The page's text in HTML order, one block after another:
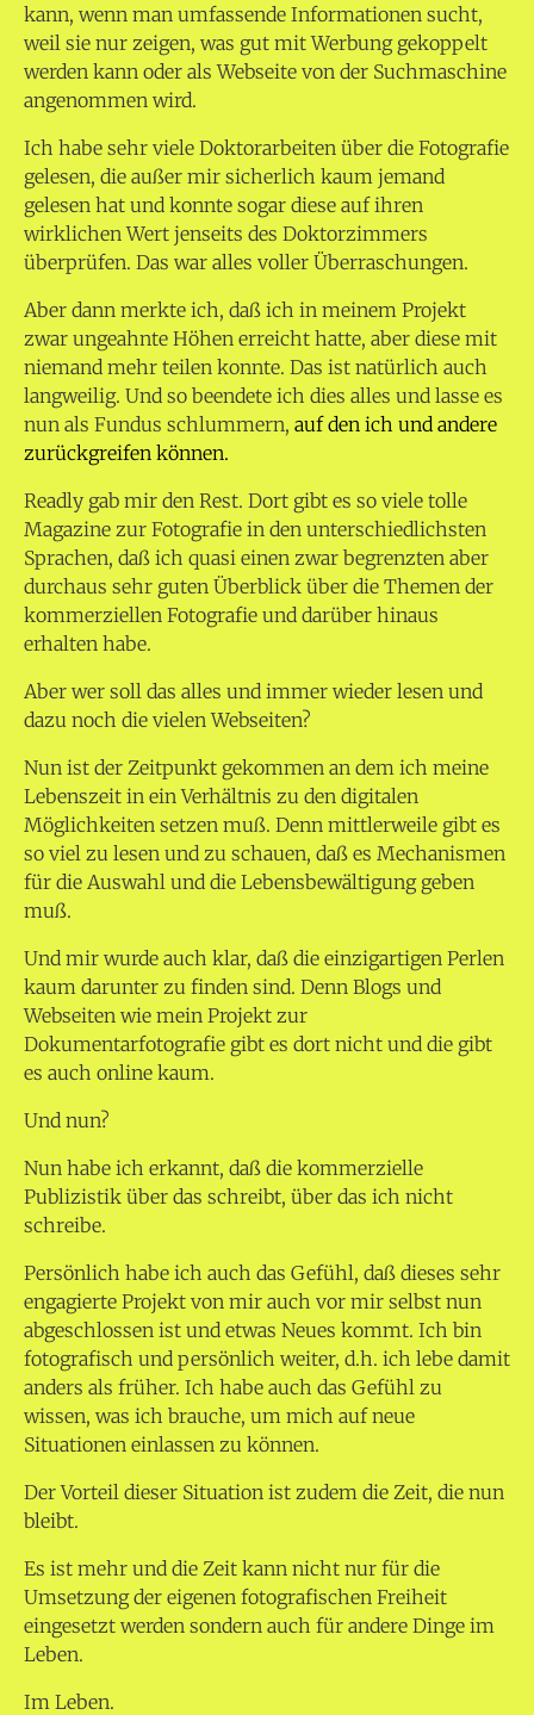
kann, wenn man umfassende Informationen sucht,
weil sie nur zeigen, was gut mit Werbung gekoppelt
werden kann oder als Webseite von der Suchmaschine
angenommen wird.
Ich habe sehr viele Doktorarbeiten über die Fotografie
gelesen, die außer mir sicherlich kaum jemand
gelesen hat und konnte sogar diese auf ihren
wirklichen Wert jenseits des Doktorzimmers
überprüfen. Das war alles voller Überraschungen.
Aber dann merkte ich, daß ich in meinem Projekt
zwar ungeahnte Höhen erreicht hatte, aber diese mit
niemand mehr teilen konnte. Das ist natürlich auch
langweilig. Und so beendete ich dies alles und lasse es
nun als Fundus schlummern, auf den ich und andere
zurückgreifen können.
Readly gab mir den Rest. Dort gibt es so viele tolle
Magazine zur Fotografie in den unterschiedlichsten
Sprachen, daß ich quasi einen zwar begrenzten aber
durchaus sehr guten Überblick über die Themen der
kommerziellen Fotografie und darüber hinaus
erhalten habe.
Aber wer soll das alles und immer wieder lesen und
dazu noch die vielen Webseiten?
Nun ist der Zeitpunkt gekommen an dem ich meine
Lebenszeit in ein Verhältnis zu den digitalen
Möglichkeiten setzen muß. Denn mittlerweile gibt es
so viel zu lesen und zu schauen, daß es Mechanismen
für die Auswahl und die Lebensbewältigung geben
muß.
Und mir wurde auch klar, daß die einzigartigen Perlen
kaum darunter zu finden sind. Denn Blogs und
Webseiten wie mein Projekt zur
Dokumentarfotografie gibt es dort nicht und die gibt
es auch online kaum.
Und nun?
Nun habe ich erkannt, daß die kommerzielle
Publizistik über das schreibt, über das ich nicht
schreibe.
Persönlich habe ich auch das Gefühl, daß dieses sehr
engagierte Projekt von mir auch vor mir selbst nun
abgeschlossen ist und etwas Neues kommt. Ich bin
fotografisch und persönlich weiter, d.h. ich lebe damit
anders als früher. Ich habe auch das Gefühl zu
wissen, was ich brauche, um mich auf neue
Situationen einlassen zu können.
Der Vorteil dieser Situation ist zudem die Zeit, die nun
bleibt.
Es ist mehr und die Zeit kann nicht nur für die
Umsetzung der eigenen fotografischen Freiheit
eingesetzt werden sondern auch für andere Dinge im
Leben.
Im Leben.